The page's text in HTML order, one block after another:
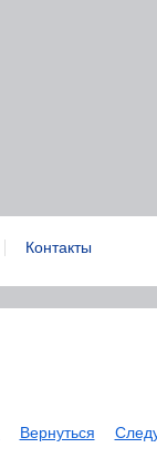
Контакты
Вернуться